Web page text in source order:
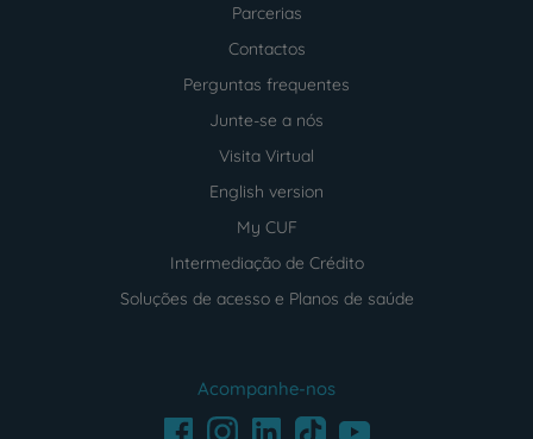
Parcerias
Contactos
Perguntas frequentes
Junte-se a nós
Visita Virtual
English version
My CUF
Intermediação de Crédito
Soluções de acesso e Planos de saúde
Acompanhe-nos
FacebookInstagramLinkedInTikTokYoutube